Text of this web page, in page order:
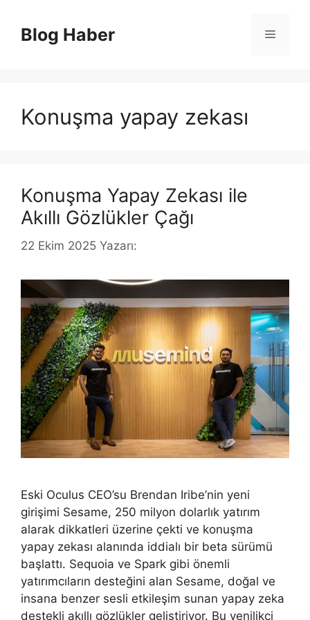
Blog Haber Menü
Konuşma yapay zekası
Konuşma Yapay Zekası ile
Akıllı Gözlükler Çağı
22 Ekim 2025 Yazarı:
Eski Oculus CEO’su Brendan Iribe’nin yeni
girişimi Sesame, 250 milyon dolarlık yatırım
alarak dikkatleri üzerine çekti ve konuşma
yapay zekası alanında iddialı bir beta sürümü
başlattı. Sequoia ve Spark gibi önemli
yatırımcıların desteğini alan Sesame, doğal ve
insana benzer sesli etkileşim sunan yapay zeka
destekli akıllı gözlükler geliştiriyor. Bu yenilikçi